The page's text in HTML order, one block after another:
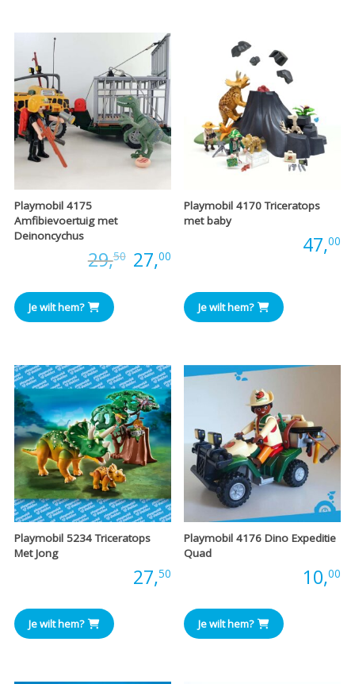
Playmobil 4175
Amfibievoertuig met
Deinoncychus
29,50 Oorspronkelijke
€29,50.
27,00Huidige
prijs
is:
€27,00.
Je wilt hem?
Playmobil 4170 Triceratops
met baby
47,00
Je wilt hem?
Playmobil 5234 Triceratops
Met Jong
27,50
Je wilt hem?
Playmobil 4176 Dino Expeditie
Quad
10,00
Je wilt hem?